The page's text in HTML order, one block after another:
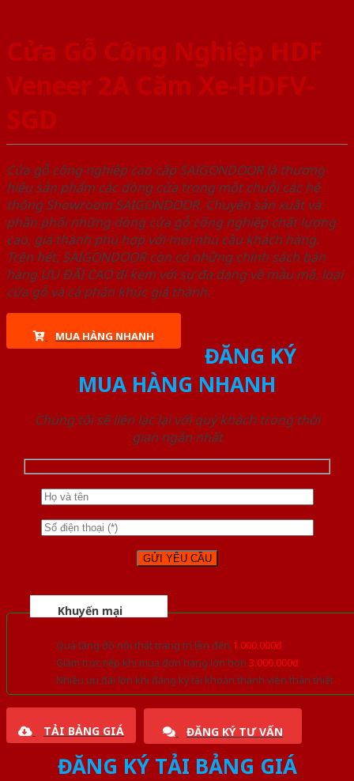
Cửa Gỗ Công Nghiệp HDF
Veneer 2A Căm Xe-HDFV-
SGD
Cửa gỗ công nghiệp cao cấp SAIGONDOOR là thương
hiệu sản phẩm các dòng cửa trong một chuỗi các hệ
thống Showroom SAIGONDOOR. Chuyên sản xuất và
phân phối những dòng cửa gỗ công nghiệp chất lượng
cao, giá thành phù hợp với mọi nhu cầu khách hàng.
Trên hết, SAIGONDOOR còn có những chính sách bán
hàng ƯU ĐÃI CAO đi kèm với sự đa dạng về mẫu mã, loại
cửa gỗ và cả phân khúc giá thành.
MUA HÀNG NHANH
ĐĂNG KÝ
MUA HÀNG NHANH
Chúng tôi sẽ liên lạc lại với quý khách trong thời
gian ngắn nhất
Khuyến mại
Quà tặng đồ nội thất trang trí lên đến 1.000.000đ
Giảm trực tiếp khi mua đơn hàng lớn hơn 3.000.000đ
Nhiều ưu đãi lớn khi đăng ký tài khoản thành viên thân thiết
TẢI BẢNG GIÁ ĐĂNG KÝ TƯ VẤN
ĐĂNG KÝ TẢI BẢNG GIÁ